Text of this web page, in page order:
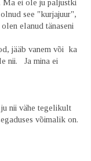
Ma ei ole ju paljustki
see "kurjajuur",
elanud tänaseni
jääb vanem või ka
nii. Ja mina ei
nii vähe tegelikult
võimalik on.